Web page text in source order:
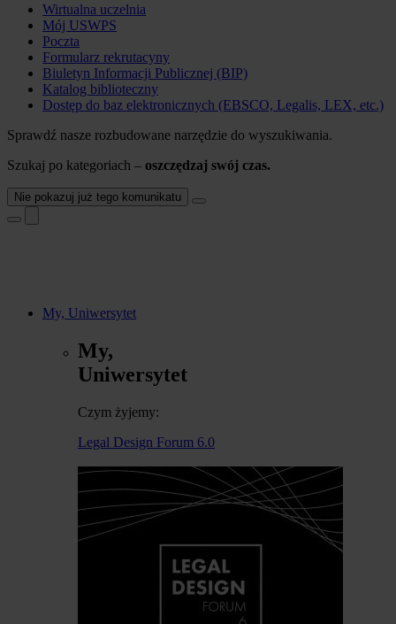
Wirtualna uczelnia
Mój USWPS
Poczta
Formularz rekrutacyny
Biuletyn Informacji Publicznej (BIP)
Katalog biblioteczny
Dostęp do baz elektronicznych (EBSCO, Legalis, LEX, etc.)
Sprawdź nasze rozbudowane narzędzie do wyszukiwania.
Szukaj po kategoriach – oszczędzaj swój czas.
Nie pokazuj już tego komunikatu
My, Uniwersytet
My,
Uniwersytet
Czym żyjemy:
Legal Design Forum 6.0